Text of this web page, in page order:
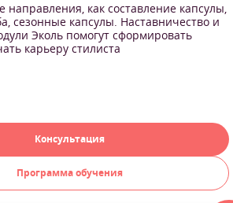
направления, как составление капсулы,
сезонные капсулы. Наставничество и
Эколь помогут сформировать
карьеру стилиста
Консультация
Программа обучения